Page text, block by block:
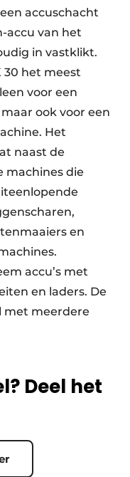
accuschacht
accu van het
in vastklikt.
30 het meest
voor een
ook voor een
Het
naast de
machines die
en
accu’s met
en laders. De
met meerdere
Deel het